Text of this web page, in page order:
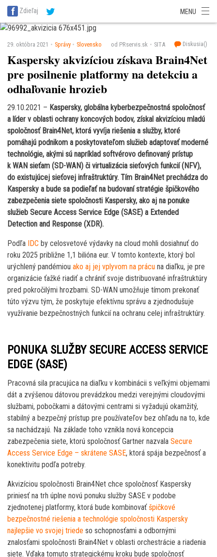
SITA Energetika
SITA Potravinárstvo
Zdieľaj MENU
29. októbra 2021 Správy Slovensko od PRservis.sk SITA Diskusia()
Kaspersky akvizíciou získava Brain4Net
pre posilnenie platformy na detekciu a
odhaľovanie hrozieb
29.10.2021 – Kaspersky, globálna kyberbezpečnostná spoločnosť
a líder v oblasti ochrany koncových bodov, získal akvizíciou mladú
spoločnosť Brain4Net, ktorá vyvíja riešenia a služby, ktoré
pomáhajú podnikom a poskytovateľom služieb adaptovať moderné
technológie, akými sú napríklad softvérovo definovaný prístup
k WAN sieťam (SD-WAN) či virtualizácia sieťových funkcií (NFV),
do existujúcej sieťovej infraštruktúry. Tím Brain4Net prechádza do
Kaspersky a bude sa podieľať na budovaní stratégie špičkového
zabezpečenia siete spoločnosti Kaspersky, ako aj na ponuke
služieb Secure Access Service Edge (SASE) a Extended
Detection and Response (XDR).
Podľa IDC by celosvetové výdavky na cloud mohli dosiahnuť do
roku 2025 približne 1,1 bilióna eur. V tomto kontexte, ktorý bol
urýchlený pandémiou ako aj jej vplyvom na prácu na diaľku, je pre
organizácie ťažké riadiť a chrániť svoje distribuované infraštruktúry
pred pokročilými hrozbami. SD-WAN umožňuje tímom prekonať
túto výzvu tým, že poskytuje efektívnu správu a zjednodušuje
využívanie bezpečnostných funkcií na ochranu celej infraštruktúry.
PONUKA SLUŽBY SECURE ACCESS SERVICE
EDGE (SASE)
Pracovná sila pracujúca na diaľku v kombinácii s veľkými objemami
dát a zvýšenou dátovou prevádzkou medzi verejnými cloudovými
službami, pobočkami a dátovými centrami si vyžadujú okamžitý,
stabilný a bezpečný prístup pre používateľov bez ohľadu na to, kde
sa nachádzajú. Na základe toho vznikla nová koncepcia
zabezpečenia siete, ktorú spoločnosť Gartner nazvala Secure
Access Service Edge – skrátene SASE, ktorá spája bezpečnosť a
konektivitu podľa potreby.
Akvizíciou spoločnosti Brain4Net chce spoločnosť Kaspersky
priniesť na trh úplne novú ponuku služby SASE v podobe
zjednotenej platformy, ktorá bude kombinovaťšpičkové
bezpečnostné riešenia a technológie spoločnosti Kaspersky
najlepšie vo svojej triede so schopnosťami a odbornými
znalosťami spoločnosti Brain4Net v oblasti orchestrácie a riadenia
siete. Vďaka tomuto strategickému kroku bude spoločnosť